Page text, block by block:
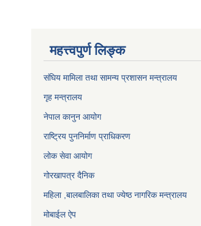
महत्त्वपुर्ण लिङ्क
संघिय मामिला तथा सामन्य प्रशासन मन्त्रालय
गृह मन्त्रालय
नेपाल कानुन आयोग
राष्ट्रिय पुननिर्माण प्राधिकरण
लोक सेवा आयोग
गोरखापत्र दैनिक
महिला ,बालबालिका तथा ज्येष्ठ नागरिक मन्त्रालय
मोबाईल ऐप